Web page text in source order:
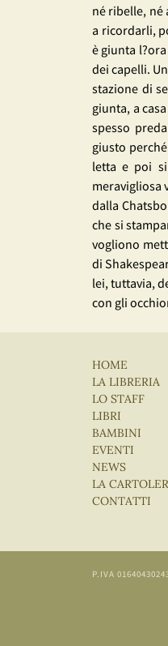
né ribelle, né
a ricordarli,
è giunta
dei capelli.
stazione di
giunta, a
spesso
giusto
letta e poi
meravigliosa
dalla
che si
vogliono
di
lei, tuttavia,
con gli
HOME
LA LIBRERIA
LO STAFF
LIBRI
BAMBINI
EVENTI
NEWS
LA
CONTATTI
P.IVA